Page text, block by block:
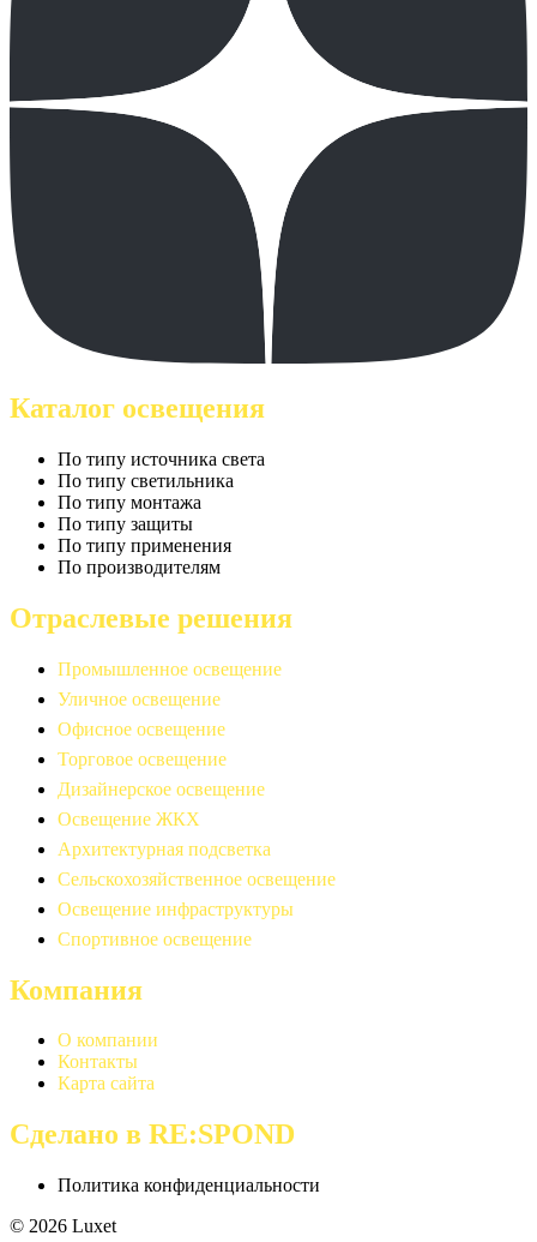
Каталог освещения
По типу источника света
По типу светильника
По типу монтажа
По типу защиты
По типу применения
По производителям
Отраслевые решения
Промышленное освещение
Уличное освещение
Офисное освещение
Торговое освещение
Дизайнерское освещение
Освещение ЖКХ
Архитектурная подсветка
Сельскохозяйственное освещение
Освещение инфраструктуры
Спортивное освещение
Компания
О компании
Контакты
Карта сайта
Сделано в RE:SPOND
Политика конфиденциальности
© 2026 Luxet